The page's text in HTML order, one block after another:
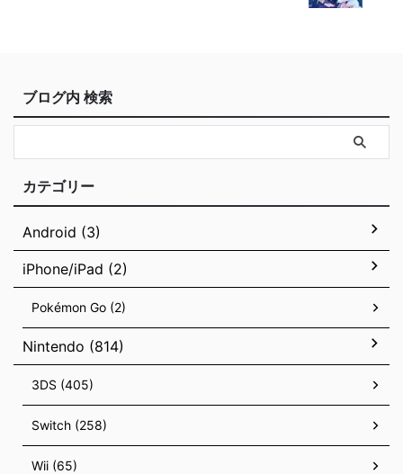
ブログ内 検索
カテゴリー
Android (3)
iPhone/iPad (2)
Pokémon Go (2)
Nintendo (814)
3DS (405)
Switch (258)
Wii (65)